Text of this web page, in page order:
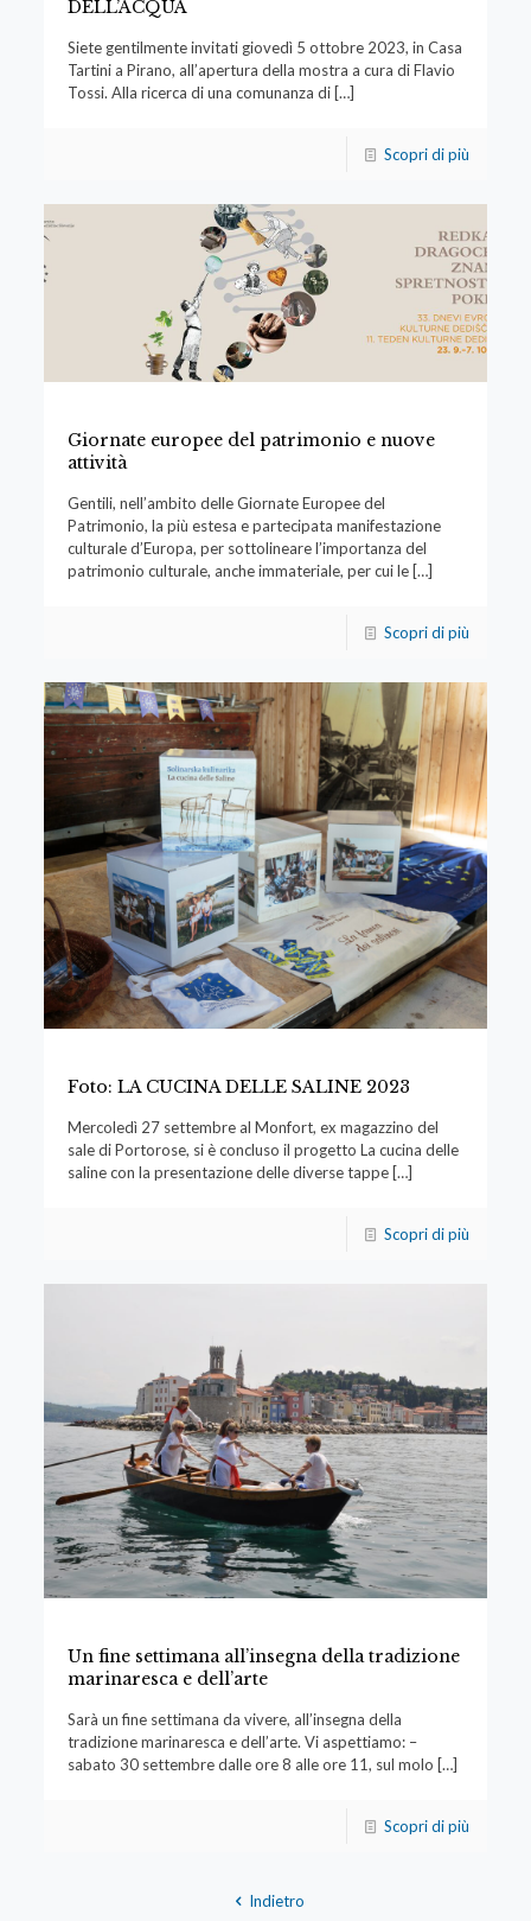
DELL’ACQUA
Siete gentilmente invitati giovedì 5 ottobre 2023, in Casa
Tartini a Pirano, all’apertura della mostra a cura di Flavio
Tossi. Alla ricerca di una comunanza di[…]
Scopri di più
Giornate europee del patrimonio e nuove
attività
Gentili, nell’ambito delle Giornate Europee del
Patrimonio, la più estesa e partecipata manifestazione
culturale d’Europa, per sottolineare l’importanza del
patrimonio culturale, anche immateriale, per cui le[…]
Scopri di più
Foto: LA CUCINA DELLE SALINE 2023
Mercoledì 27 settembre al Monfort, ex magazzino del
sale di Portorose, si è concluso il progetto La cucina delle
saline con la presentazione delle diverse tappe[…]
Scopri di più
Un fine settimana all’insegna della tradizione
marinaresca e dell’arte
Sarà un fine settimana da vivere, all’insegna della
tradizione marinaresca e dell’arte. Vi aspettiamo: –
sabato 30 settembre dalle ore 8 alle ore 11, sul molo […]
Scopri di più
Indietro